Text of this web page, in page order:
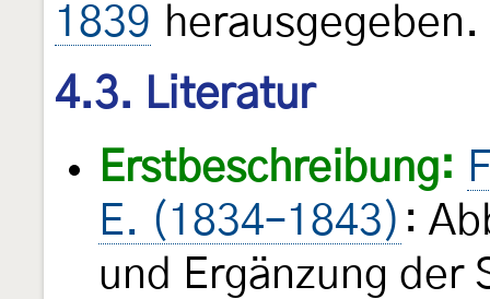
1839 herausgegeben.
4.3. Literatur
Erstbeschreibung:
E. (1834–1843) :
und Ergänzung der